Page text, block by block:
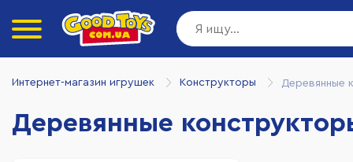
Интернет-магазин игрушек Конструкторы Деревянные
Деревянные